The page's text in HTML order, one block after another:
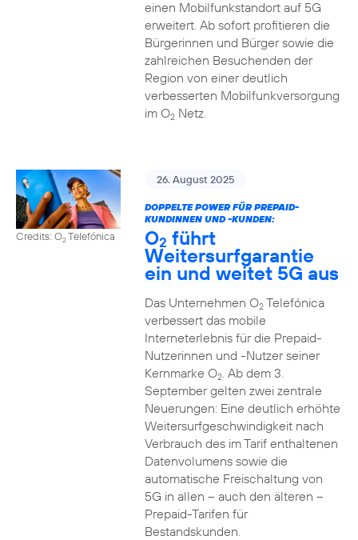
einen Mobilfunkstandort auf 5G
erweitert. Ab sofort profitieren die
Bürgerinnen und Bürger sowie die
zahlreichen Besuchenden der
Region von einer deutlich
verbesserten Mobilfunkversorgung
im O2Netz.
Credits: O2Telefónica
26. August 2025
DOPPELTE POWER FÜR PREPAID-
KUNDINNEN UND -KUNDEN:
O2 führt
Weitersurfgarantie
ein und weitet 5G aus
Das Unternehmen O2Telefónica
verbessert das mobile
Interneterlebnis für die Prepaid-
Nutzerinnen und -Nutzer seiner
Kernmarke O2. Ab dem 3.
September gelten zwei zentrale
Neuerungen: Eine deutlich erhöhte
Weitersurfgeschwindigkeit nach
Verbrauch des im Tarif enthaltenen
Datenvolumens sowie die
automatische Freischaltung von
5G in allen – auch den älteren –
Prepaid-Tarifen für
Bestandskunden.